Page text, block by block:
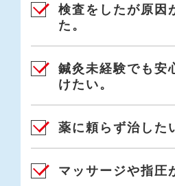
検査をしたが原因
た。
鍼灸未経験でも安
けたい。
薬に頼らず治した
マッサージや指圧